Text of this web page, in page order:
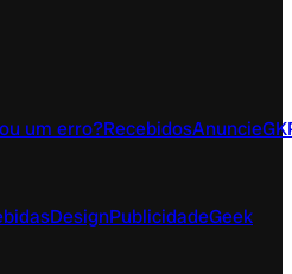
um erro?RecebidosAnuncie
DesignPublicidadeGeek